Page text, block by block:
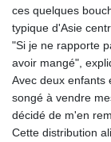
ces quelques
typique d'Asie
"Si je ne rapporte
avoir mangé",
Avec deux enfants
songé à vendre
décidé de m'en
Cette distribution